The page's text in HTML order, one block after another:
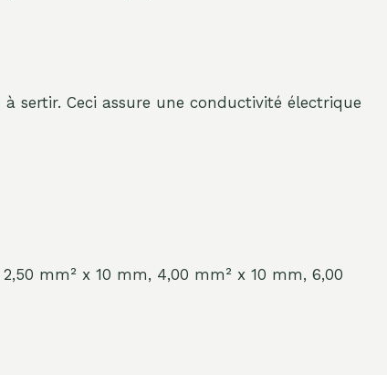
sertir. Ceci assure une conductivité électrique
mm² x 10 mm, 4,00 mm² x 10 mm, 6,00